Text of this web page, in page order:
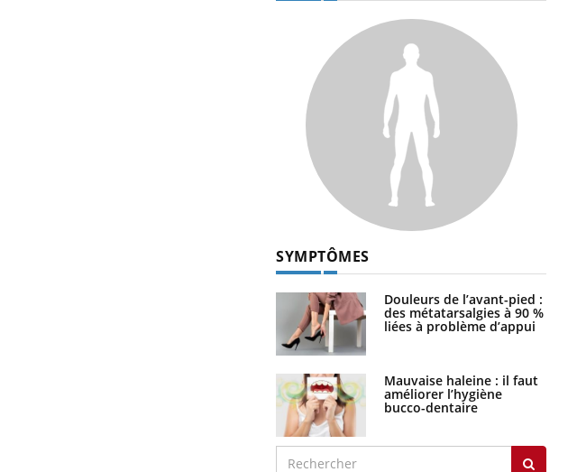
SYMPTÔMES
Douleurs de l’avant-pied :
des métatarsalgies à 90 %
liées à problème d’appui
Mauvaise haleine : il faut
améliorer l’hygiène
bucco-dentaire